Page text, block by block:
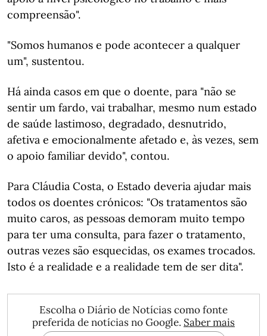
compreensão".
"Somos humanos e pode acontecer a qualquer
um", sustentou.
Há ainda casos em que o doente, para "não se
sentir um fardo, vai trabalhar, mesmo num estado
de saúde lastimoso, degradado, desnutrido,
afetiva e emocionalmente afetado e, às vezes, sem
o apoio familiar devido", contou.
Para Cláudia Costa, o Estado deveria ajudar mais
todos os doentes crónicos: "Os tratamentos são
muito caros, as pessoas demoram muito tempo
para ter uma consulta, para fazer o tratamento,
outras vezes são esquecidas, os exames trocados.
Isto é a realidade e a realidade tem de ser dita".
Escolha o Diário de Notícias como fonte
preferida de notícias no Google. Saber mais